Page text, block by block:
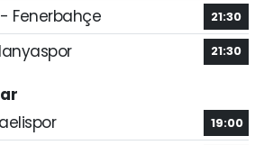
- Fenerbahçe 21:30
21:30
19:00